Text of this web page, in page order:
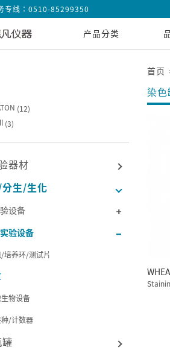
专线：0510-85299350
产品分类
首页
(12)
(3)
器材
生/生化
设备
验设备
培养环/测试片
物设备
/计数器
染色